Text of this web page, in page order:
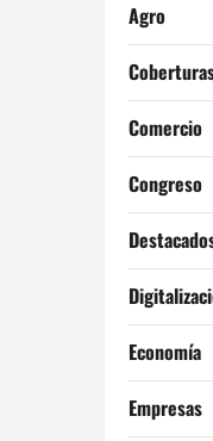
Agro
Comercio
Congreso
Economía
Empresas